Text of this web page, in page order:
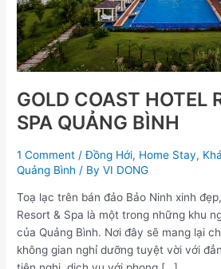
GOLD COAST HOTEL
SPA QUẢNG BÌNH
1 Comment /Đồng Hới, Home Stay,
Quảng Bình / ByVI DONG
Toạ lạc trên bán đảo Bảo Ninh xinh
Resort & Spa là một trong những khu
của Quảng Bình. Nơi đây sẽ mang lại
không gian nghỉ dưỡng tuyệt vời với